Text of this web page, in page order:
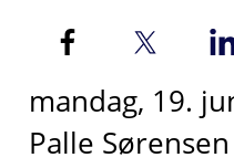
mandag, 19.
Palle Sørensen